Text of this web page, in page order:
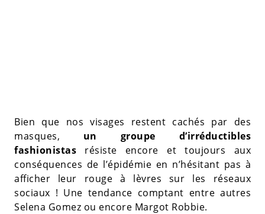
Bien que nos visages restent cachés par des
masques, un groupe d’irréductibles
fashionistas résiste encore et toujours aux
conséquences de l’épidémie en n’hésitant pas à
afficher leur rouge à lèvres sur les réseaux
sociaux ! Une tendance comptant entre autres
Selena Gomez ou encore Margot Robbie.